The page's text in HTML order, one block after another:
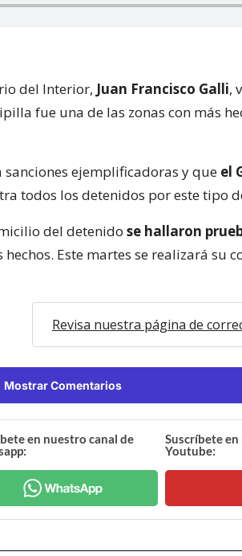
del Interior, Juan Francisco Galli,
fue una de las zonas con más
ejemplificadoras y que el
todos los detenidos por este tipo
del detenido se hallaron
Este martes se realizará su
Revisa nuestra página de
Mostrar Comentarios
en nuestro canal de
Suscríbete
Youtube: